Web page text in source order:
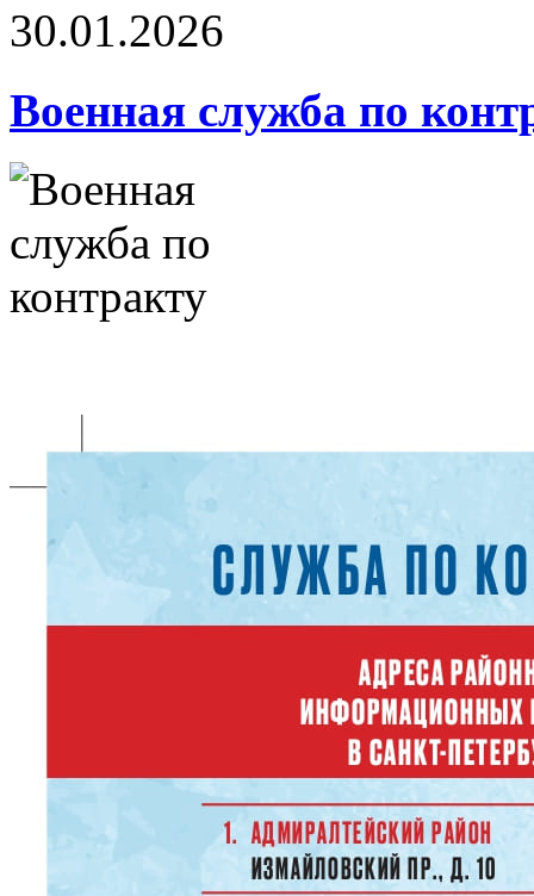
30.01.2026
Военная служба по